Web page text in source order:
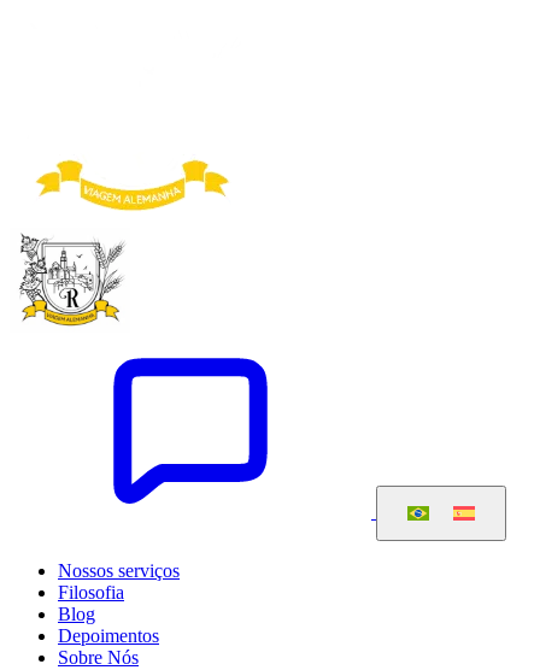
Nossos serviços
Filosofia
Blog
Depoimentos
Sobre Nós